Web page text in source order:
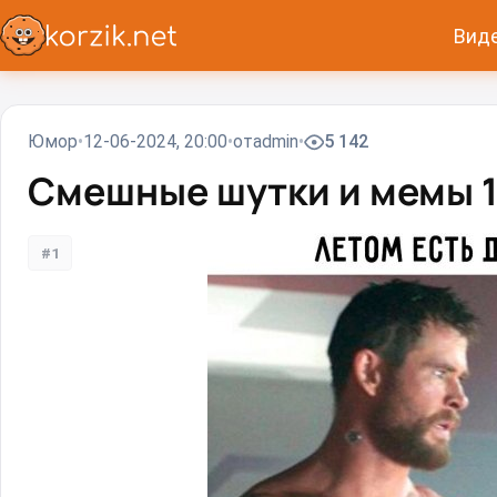
Юмор 12-06-2024, 20:00 отadmin 5 142
Смешные шутки и мемы
#1